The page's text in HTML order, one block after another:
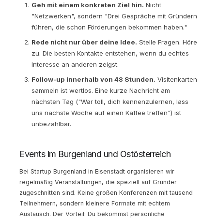
Geh mit einem konkreten Ziel hin. Nicht
"Netzwerken", sondern "Drei Gespräche mit Gründern
führen, die schon Förderungen bekommen haben."
Rede nicht nur über deine Idee. Stelle Fragen. Höre
zu. Die besten Kontakte entstehen, wenn du echtes
Interesse an anderen zeigst.
Follow-up innerhalb von 48 Stunden. Visitenkarten
sammeln ist wertlos. Eine kurze Nachricht am
nächsten Tag ("War toll, dich kennenzulernen, lass
uns nächste Woche auf einen Kaffee treffen") ist
unbezahlbar.
Events im Burgenland und Ostösterreich
Bei Startup Burgenland in Eisenstadt organisieren wir
regelmäßig Veranstaltungen, die speziell auf Gründer
zugeschnitten sind. Keine großen Konferenzen mit tausend
Teilnehmern, sondern kleinere Formate mit echtem
Austausch. Der Vorteil: Du bekommst persönliche